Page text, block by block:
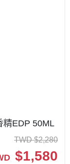
精EDP 50ML
TWD $2,280
$1,580